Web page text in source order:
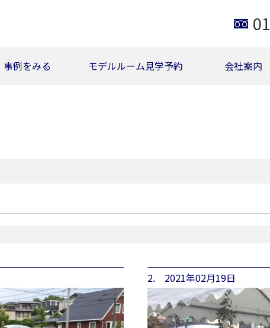
事例をみる モデルルーム見学予約 会社案内
2. 2021年02月19日